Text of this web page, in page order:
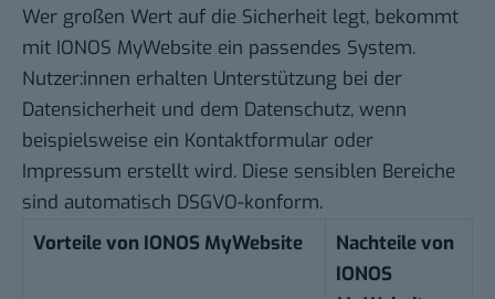
Wer großen Wert auf die Sicherheit legt, bekommt
mit IONOS MyWebsite ein passendes System.
Nutzer:innen erhalten Unterstützung bei der
Datensicherheit und dem Datenschutz, wenn
beispielsweise ein Kontaktformular oder
Impressum erstellt wird. Diese sensiblen Bereiche
sind automatisch DSGVO-konform.
Vorteile von IONOS MyWebsite
Nachteile von
IONOS